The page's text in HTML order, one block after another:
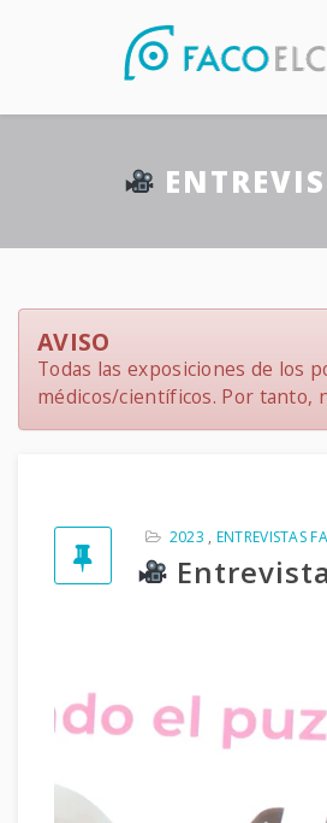
AVISO
Todas las exposiciones de los
médicos/científicos. Por tanto,
2023 , ENTREVISTAS